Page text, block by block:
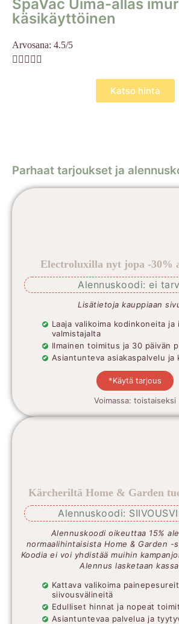
SpaVac Uima-allas
käsikäyttöinen
Arvosana: 4.5/5
    
Katso hinta
Parhaat tarjoukset ja
Electroluxilla nyt jopa -30%
Alennuskoodi: ei
Lisätietoja kauppiaan
Laaja valikoima kodinkoneita ja
valmistajalta
Ilmainen toimitus ja 30 päivän
Asiantunteva asiakaspalvelu ja
*Käytä tarjous
Voimassa: toistaiseksi
Kärcheriltä Home & Garden
Alennuskoodi:
Alennuskoodi oikeuttaa 15%
normaalihintaisista Home & Garden -
Koodia ei voi yhdistää muihin
Alennus lasketaan
Kattava valikoima
siivousvälineitä
Edulliset hinnat ja nopeat
Asiantuntevaa palvelua ja